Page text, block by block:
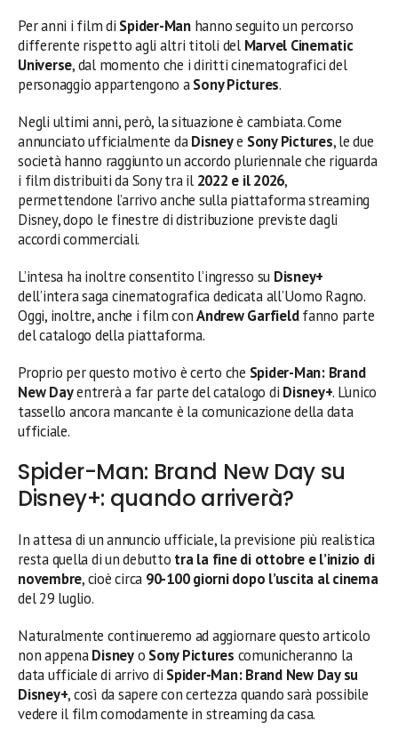
Per anni i film di Spider-Manhanno seguito un percorso
differente rispetto agli altri titoli del Marvel Cinematic
Universe, dal momento che i diritti cinematografici del
personaggio appartengono aSony Pictures.
Negli ultimi anni, però, la situazione è cambiata. Come
annunciato ufficialmente daDisneye Sony Pictures, le due
società hanno raggiunto un accordo pluriennale che riguarda
i film distribuiti da Sony tra il 2022 e il 2026,
permettendone l’arrivo anche sulla piattaforma streaming
Disney, dopo le finestre di distribuzione previste dagli
accordi commerciali.
L’intesa ha inoltre consentito l’ingresso su Disney+
dell’intera saga cinematografica dedicata all’Uomo Ragno.
Oggi, inoltre, anche i film conAndrew Garfieldfanno parte
del catalogo della piattaforma.
Proprio per questo motivo è certo che Spider-Man: Brand
New Dayentrerà a far parte del catalogo di Disney+. L’unico
tassello ancora mancante è la comunicazione della data
ufficiale.
Spider-Man: Brand New Day su
Disney+: quando arriverà?
In attesa di un annuncio ufficiale, la previsione più realistica
resta quella di un debutto tra la fine di ottobre e l’inizio di
novembre, cioè circa 90-100 giorni dopo l’uscita al cinema
del 29 luglio.
Naturalmente continueremo ad aggiornare questo articolo
non appenaDisneyo Sony Pictures comunicheranno la
data ufficiale di arrivo di Spider-Man: Brand New Day su
Disney+, così da sapere con certezza quando sarà possibile
vedere il film comodamente in streaming da casa.